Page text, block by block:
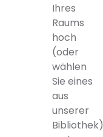
Ihres
Raums
hoch
(oder
wählen
Sie eines
aus
unserer
Bibliothek)